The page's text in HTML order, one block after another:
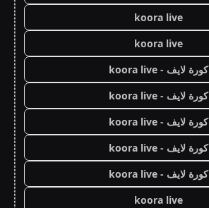
koora live
koora live
كورة لايف - koora live
كورة لايف - koora live
كورة لايف - koora live
كورة لايف - koora live
كورة لايف - koora live
koora live